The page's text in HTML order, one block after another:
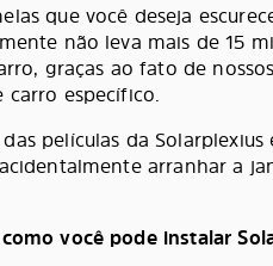
que você deseja
não leva mais de 15
graças ao fato de
carro específico.
películas da
arranhar a
você pode instalar